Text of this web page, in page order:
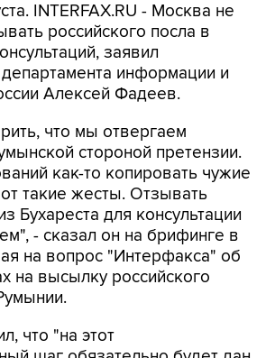
INTERFAX.RU - Москва не
российского посла в
заявил
информации и
Алексей Фадеев.
что мы отвергаем
стороной претензии.
как-то копировать чужие
такие жесты. Отзывать
Бухареста для консультации
- сказал он на брифинге в
на вопрос "Интерфакса" об
на высылку российского
что "на этот